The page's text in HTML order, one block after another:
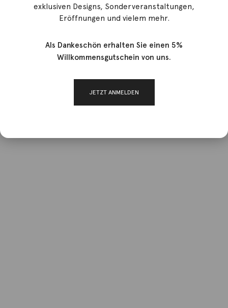
exklusiven Designs, Sonderveranstaltungen,
Eröffnungen und vielem mehr.
Als Dankeschön erhalten Sie einen 5%
Willkommensgutschein von uns.
JETZT ANMELDEN